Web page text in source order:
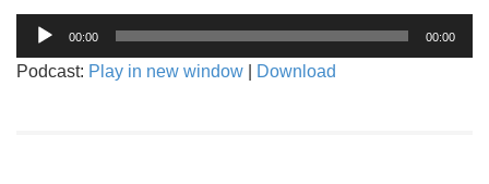
Lecteur
audio
00:00 00:00
Podcast: Play in new window Download